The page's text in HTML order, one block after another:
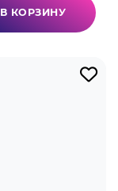
В КОРЗИНУ